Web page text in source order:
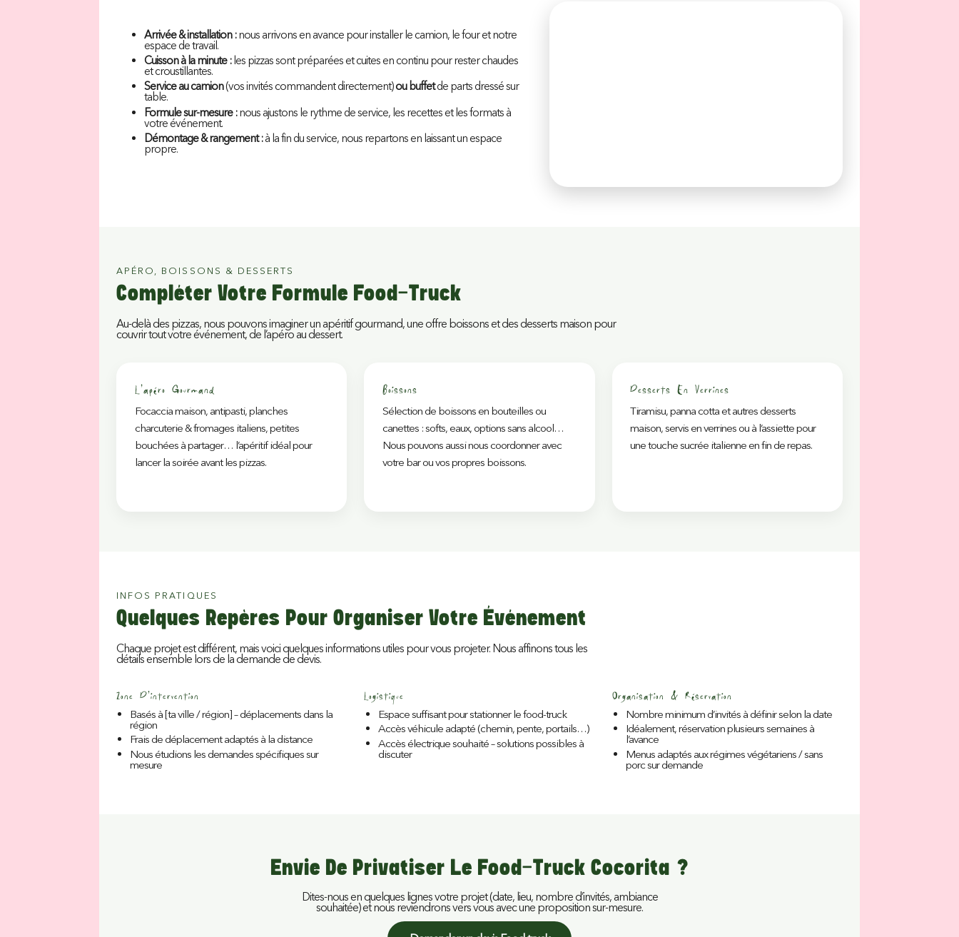
Arrivée & installation :nous arrivons en avance pour installer le camion, le four et notre
espace de travail.
Cuisson à la minute :les pizzas sont préparées et cuites en continu pour rester chaudes
et croustillantes.
Service au camion(vos invités commandent directement)ou buffetde parts dressé sur
table.
Formule sur-mesure :nous ajustons le rythme de service, les recettes et les formats à
votre événement.
Démontage & rangement :à la fin du service, nous repartons en laissant un espace
propre.
APÉRO, BOISSONS & DESSERTS
Compléter Votre Formule Food-Truck
Au-delà des pizzas, nous pouvons imaginer un apéritif gourmand, une offre boissons et des desserts maison pour
couvrir tout votre événement, de l’apéro au dessert.
L’apéro Gourmand
Focaccia maison, antipasti, planches
charcuterie & fromages italiens, petites
bouchées à partager… l’apéritif idéal pour
lancer la soirée avant les pizzas.
Boissons
Sélection de boissons en bouteilles ou
canettes : softs, eaux, options sans alcool…
Nous pouvons aussi nous coordonner avec
votre bar ou vos propres boissons.
Desserts En Verrines
Tiramisu, panna cotta et autres desserts
maison, servis en verrines ou à l’assiette pour
une touche sucrée italienne en fin de repas.
INFOS PRATIQUES
Quelques Repères Pour Organiser Votre Événement
Chaque projet est différent, mais voici quelques informations utiles pour vous projeter. Nous affinons tous les
détails ensemble lors de la demande de devis.
Zone D’intervention
Basés à [ta ville / région] – déplacements dans la
région
Frais de déplacement adaptés à la distance
Nous étudions les demandes spécifiques sur
mesure
Logistique
Espace suffisant pour stationner le food-truck
Accès véhicule adapté (chemin, pente, portails…)
Accès électrique souhaité – solutions possibles à
discuter
Organisation & Réservation
Nombre minimum d’invités à définir selon la date
Idéalement, réservation plusieurs semaines à
l’avance
Menus adaptés aux régimes végétariens / sans
porc sur demande
Envie De Privatiser Le Food-Truck Cocorita ?
Dites-nous en quelques lignes votre projet (date, lieu, nombre d’invités, ambiance
souhaitée) et nous reviendrons vers vous avec une proposition sur-mesure.